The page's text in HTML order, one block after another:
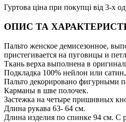
Гуртова ціна при покупці від 3-х
ОПИС ТА
Пальто женское демисезонное,
пристегивается на пуговицы и
Ткань верха выполнена в
Подкладка 100% нейлон или
Пальто декорировано фигурными
Карманы в шве полочек.
Застежка на четыре пришивных
Длина рукава 63- 64 см.
Длина изделия по спинке 94 см. С